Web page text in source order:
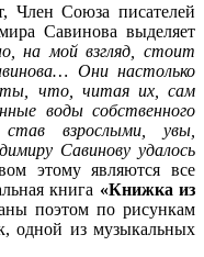
Член Союза писателей
Савинова выделяет
на мой взгляд, стоит
Они настолько
что, читая их, сам
воды собственного
взрослыми, увы,
Савинову удалось
этому являются все
книга «Книжка из
поэтом по рисункам
одной из музыкальных